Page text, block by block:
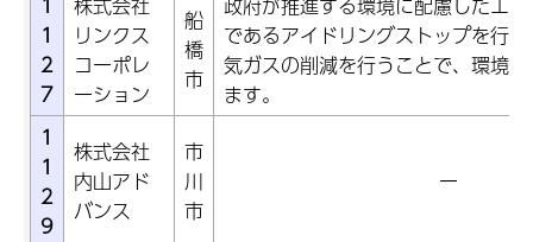
1
2
7
リンクス
コーポレ
ーション
船
橋
市
であるアイドリングストップを行
気ガスの削減を行うことで、環境
ます。
1
1
2
9
株式会社
内山アド
バンス
市
川
市
ー